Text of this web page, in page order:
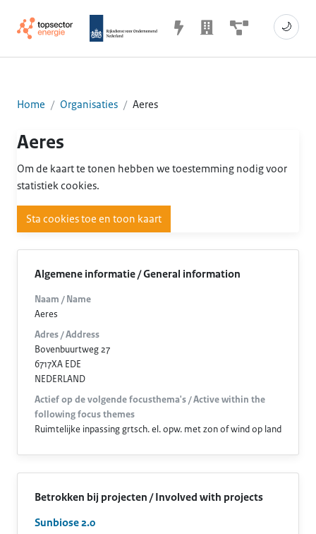
🌙
Home Organisaties Aeres
Aeres
Om de kaart te tonen hebben we toestemming nodig voor
statistiek cookies.
Sta cookies toe en toon kaart
Algemene informatie / General information
Naam / Name
Aeres
Adres / Address
Bovenbuurtweg 27
6717XA EDE
NEDERLAND
Actief op de volgende focusthema's / Active within the
following focus themes
Ruimtelijke inpassing grtsch. el. opw. met zon of wind op land
Betrokken bij projecten / Involved with projects
Sunbiose 2.0